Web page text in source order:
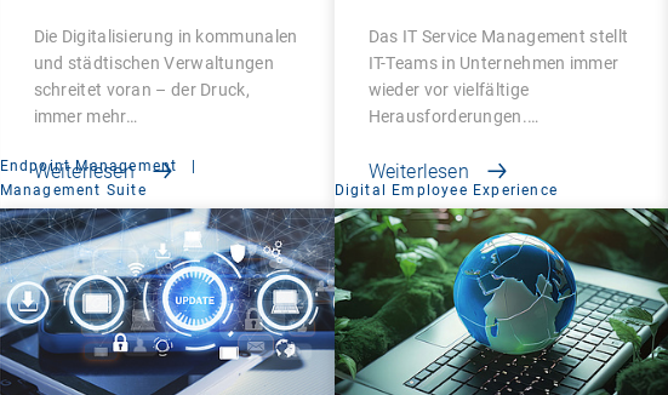
Die Digitalisierung in kommunalen
und städtischen Verwaltungen
schreitet voran – der Druck,
immer mehr…
Weiterlesen
Das IT Service Management stellt
IT-Teams in Unternehmen immer
wieder vor vielfältige
Herausforderungen.…
Weiterlesen
Endpoint Management
|
Management Suite
Digital Employee Experience